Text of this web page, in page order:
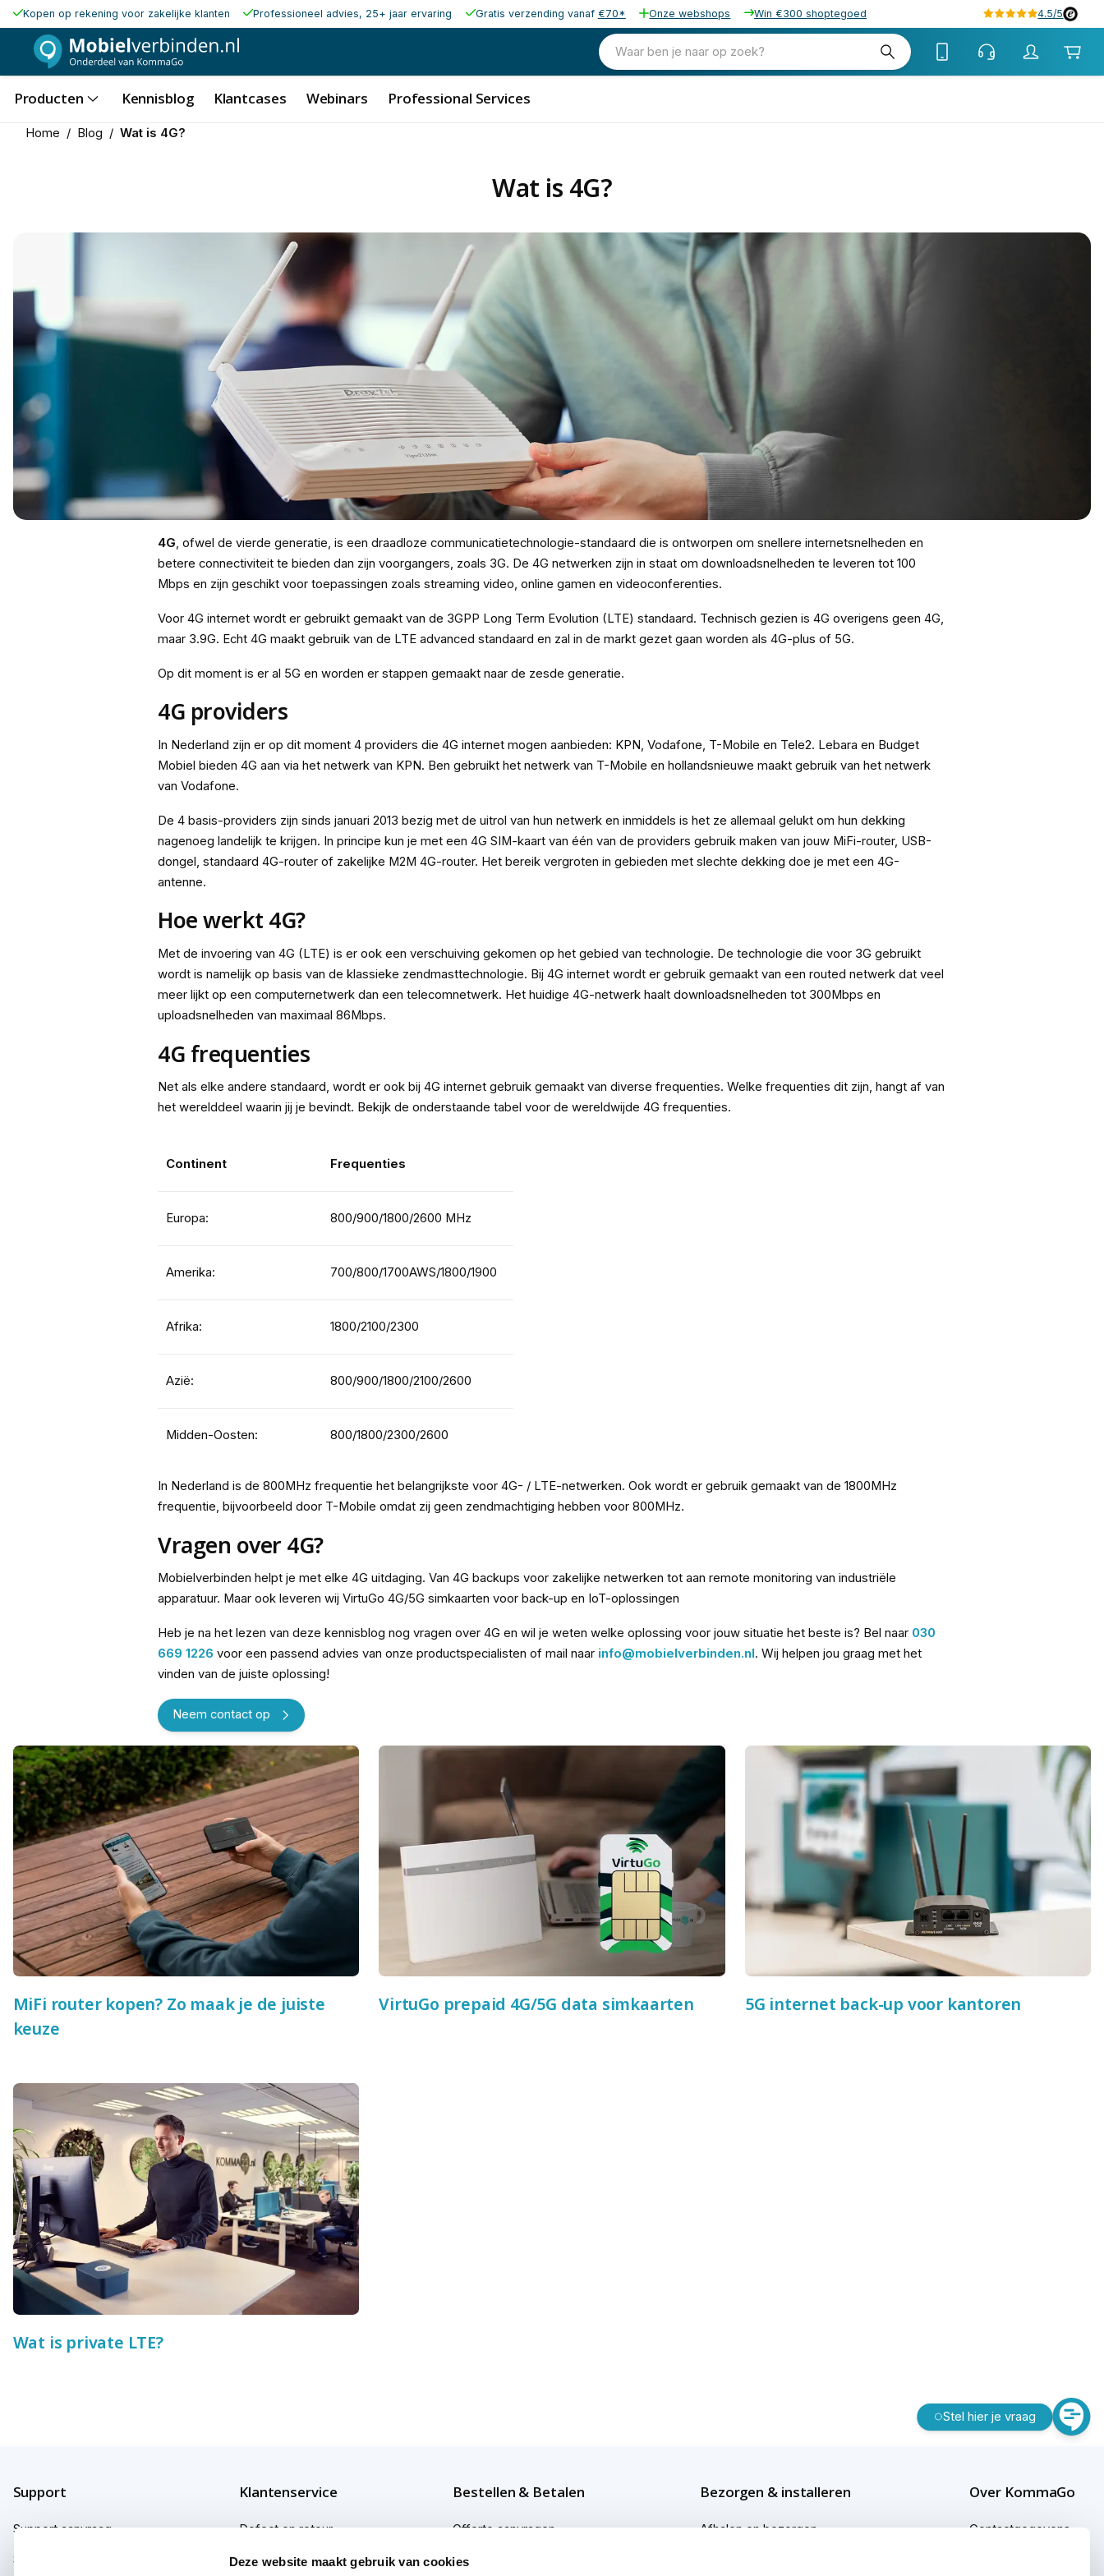
Deze website maakt gebruik van cookies
Kopen op rekening voor zakelijke klanten Professioneel advies, 25+ jaar ervaring Gratis verzending vanaf €70* Onze webshops Win €300 shoptegoed 4.5/5
Waar ben je naar op zoek?
Producten Kennisblog Klantcases Webinars Professional Services
Home / Blog / Wat is 4G?
Wat is 4G?
4G, ofwel de vierde generatie, is een draadloze communicatietechnologie-standaard die is ontworpen om snellere internetsnelheden en
betere connectiviteit te bieden dan zijn voorgangers, zoals 3G. De 4G netwerken zijn in staat om downloadsnelheden te leveren tot 100
Mbps en zijn geschikt voor toepassingen zoals streaming video, online gamen en videoconferenties.
Voor 4G internet wordt er gebruikt gemaakt van de 3GPP Long Term Evolution (LTE) standaard. Technisch gezien is 4G overigens geen 4G,
maar 3.9G. Echt 4G maakt gebruik van de LTE advanced standaard en zal in de markt gezet gaan worden als 4G-plus of 5G.
Op dit moment is er al 5G en worden er stappen gemaakt naar de zesde generatie.
4G providers
In Nederland zijn er op dit moment 4 providers die 4G internet mogen aanbieden: KPN, Vodafone, T-Mobile en Tele2. Lebara en Budget
Mobiel bieden 4G aan via het netwerk van KPN. Ben gebruikt het netwerk van T-Mobile en hollandsnieuwe maakt gebruik van het netwerk
van Vodafone.
De 4 basis-providers zijn sinds januari 2013 bezig met de uitrol van hun netwerk en inmiddels is het ze allemaal gelukt om hun dekking
nagenoeg landelijk te krijgen. In principe kun je met een 4G SIM-kaart van één van de providers gebruik maken van jouw MiFi-router, USB-
dongel, standaard 4G-router of zakelijke M2M 4G-router. Het bereik vergroten in gebieden met slechte dekking doe je met een 4G-
antenne.
Hoe werkt 4G?
Met de invoering van 4G (LTE) is er ook een verschuiving gekomen op het gebied van technologie. De technologie die voor 3G gebruikt
wordt is namelijk op basis van de klassieke zendmasttechnologie. Bij 4G internet wordt er gebruik gemaakt van een routed netwerk dat veel
meer lijkt op een computernetwerk dan een telecomnetwerk. Het huidige 4G-netwerk haalt downloadsnelheden tot 300Mbps en
uploadsnelheden van maximaal 86Mbps.
4G frequenties
Net als elke andere standaard, wordt er ook bij 4G internet gebruik gemaakt van diverse frequenties. Welke frequenties dit zijn, hangt af van
het werelddeel waarin jij je bevindt. Bekijk de onderstaande tabel voor de wereldwijde 4G frequenties.
Continent Frequenties
Europa: 800/900/1800/2600 MHz
Amerika: 700/800/1700AWS/1800/1900
Afrika: 1800/2100/2300
Azië: 800/900/1800/2100/2600
Midden-Oosten: 800/1800/2300/2600
In Nederland is de 800MHz frequentie het belangrijkste voor 4G- / LTE-netwerken. Ook wordt er gebruik gemaakt van de 1800MHz
frequentie, bijvoorbeeld door T-Mobile omdat zij geen zendmachtiging hebben voor 800MHz.
Vragen over 4G?
Mobielverbinden helpt je met elke 4G uitdaging. Van 4G backups voor zakelijke netwerken tot aan remote monitoring van industriële
apparatuur. Maar ook leveren wij VirtuGo 4G/5G simkaarten voor back-up en IoT-oplossingen
Heb je na het lezen van deze kennisblog nog vragen over 4G en wil je weten welke oplossing voor jouw situatie het beste is? Bel naar 030
669 1226 voor een passend advies van onze productspecialisten of mail naar info@mobielverbinden.nl. Wij helpen jou graag met het
vinden van de juiste oplossing!
Neem contact op
MiFi router kopen? Zo maak je de juiste
keuze
VirtuGo prepaid 4G/5G data simkaarten 5G internet back-up voor kantoren
Wat is private LTE?
Stel hier je vraag
Support
Support aanvraag
Support fabrikanten
Klantenservice
Defect en retour
Garantie
Bestellen & Betalen
Offerte aanvragen
Bestellen
Bezorgen & installeren
Afhalen en bezorgen
Over KommaGo
Contactgegevens